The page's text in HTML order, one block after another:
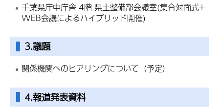
千葉県庁中庁舎 4階 県土整備部会議室(集合対面式+
WEB会議によるハイブリッド開催)
3.議題
関係機関へのヒアリングについて（予定）
4.報道発表資料